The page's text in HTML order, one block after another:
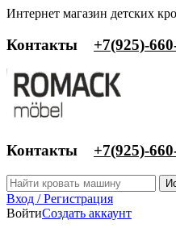
Интернет магазин детских
Контакты ‎+7(925)-
Контакты ‎+7(925)-
Вход / Регистрация
ВойтиСоздать аккаунт